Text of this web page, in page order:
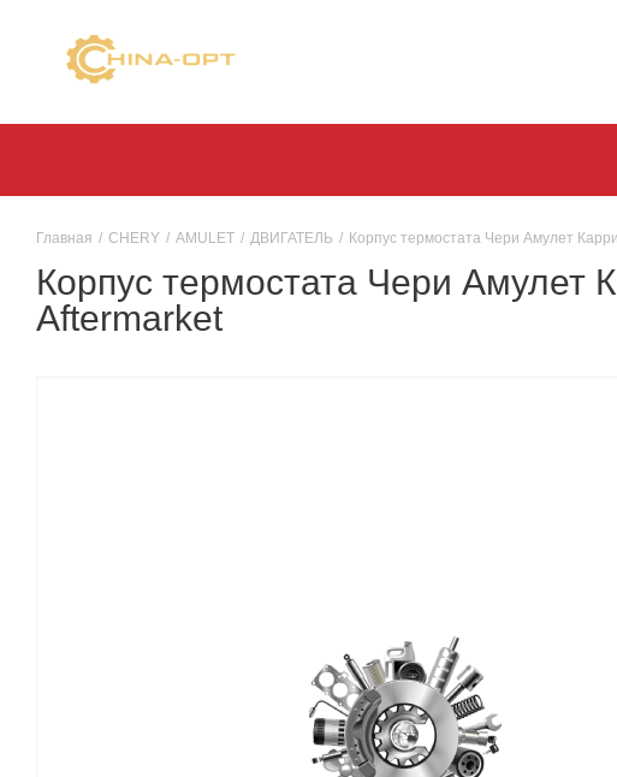
Главная / CHERY / AMULET / ДВИГАТЕЛЬ / Корпус термостата Чери Амулет
Корпус термостата Чери
Aftermarket